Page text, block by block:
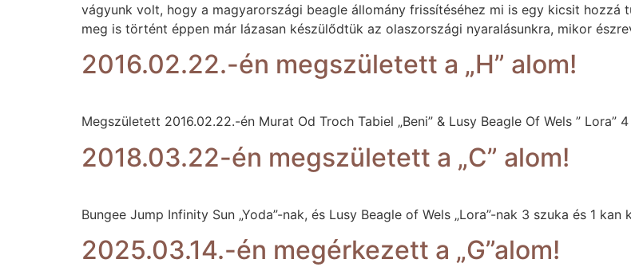
vágyunk volt, hogy a magyarországi beagle állomány frissítéséhez mi is egy kicsit hozzá
meg is történt éppen már lázasan készülődtük az olaszországi nyaralásunkra, mikor
2016.02.22.-én megszületett a „H” alom!
Megszületett 2016.02.22.-én Murat Od Troch Tabiel „Beni” & Lusy Beagle Of Wels ” Lora”
2018.03.22-én megszületett a „C” alom!
Bungee Jump Infinity Sun „Yoda”-nak, és Lusy Beagle of Wels „Lora”-nak 3 szuka és 1
2025.03.14.-én megérkezett a „G”alom!